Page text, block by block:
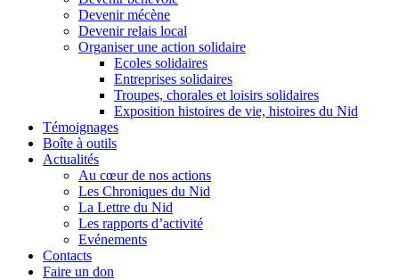
Devenir mécène
Devenir relais local
Organiser une action solidaire
Ecoles solidaires
Entreprises solidaires
Troupes, chorales et loisirs solidaires
Exposition histoires de vie, histoires du Nid
Témoignages
Boîte à outils
Actualités
Au cœur de nos actions
Les Chroniques du Nid
La Lettre du Nid
Les rapports d’activité
Evénements
Contacts
Faire un don